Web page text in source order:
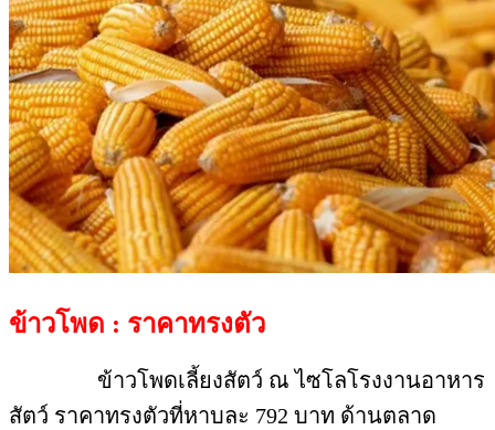
ข้าวโพด : ราคาทรงตัว
ข้าวโพดเลี้ยงสัตว์ ณ ไซโลโรงงานอาหาร
สัตว์ ราคาทรงตัวที่หาบละ 792 บาท ด้านตลาด